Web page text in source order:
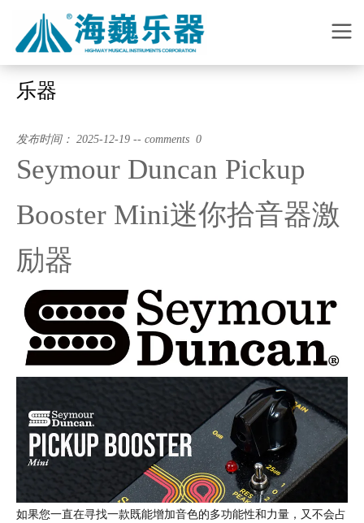
乐器
发布时间： 2025-12-19 -- comments 0
Seymour Duncan Pickup
Booster Mini迷你拾音器激
励器
如果您一直在寻找一款既能增加音色的多功能性和力量，又不会占